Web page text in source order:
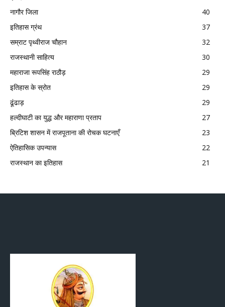
नागौर जिला
40
इतिहास ग्रंथ
37
सम्राट पृथ्वीराज चौहान
32
राजस्थानी साहित्य
30
महाराजा रूपसिंह राठौड़
29
इतिहास के स्रोत
29
ढूंढाड़
29
हल्दीघाटी का युद्ध और महाराणा प्रताप
27
ब्रिटिश शासन में राजपूताना की रोचक घटनाएँ
23
ऐतिहासिक उपन्यास
22
राजस्थान का इतिहास
21